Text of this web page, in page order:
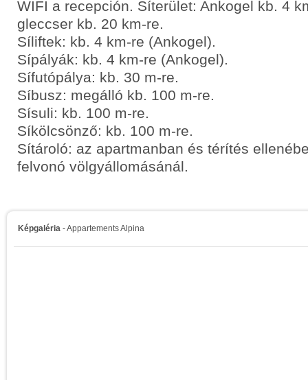
WIFI a recepción. Síterület: Ankogel kb. 4
gleccser kb. 20 km-re.
Síliftek: kb. 4 km-re (Ankogel).
Sípályák: kb. 4 km-re (Ankogel).
Sífutópálya: kb. 30 m-re.
Síbusz: megálló kb. 100 m-re.
Sísuli: kb. 100 m-re.
Síkölcsönző: kb. 100 m-re.
Sítároló: az apartmanban és térítés
felvonó völgyállomásánál.
Képgaléria - Appartements Alpina